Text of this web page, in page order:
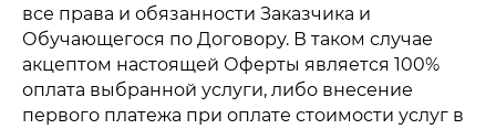
все права и обязанности Заказчика и
Обучающегося по Договору. В таком случае
акцептом настоящей Оферты является 100%
оплата выбранной услуги, либо внесение
первого платежа при оплате стоимости услуг в